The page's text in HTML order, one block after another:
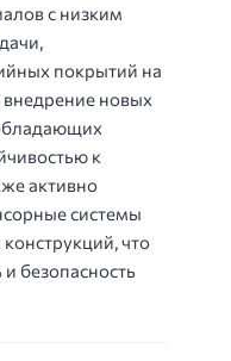
с низким
покрытий на
внедрение новых
к
активно
системы
что
безопасность